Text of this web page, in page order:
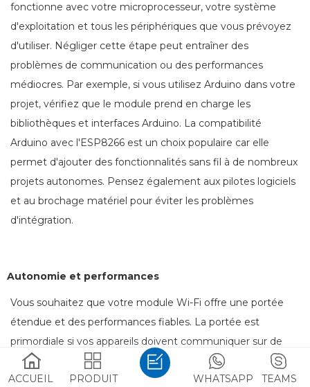
fonctionne avec votre microprocesseur, votre système
d'exploitation et tous les périphériques que vous prévoyez
d'utiliser. Négliger cette étape peut entraîner des
problèmes de communication ou des performances
médiocres. Par exemple, si vous utilisez Arduino dans votre
projet, vérifiez que le module prend en charge les
bibliothèques et interfaces Arduino. La compatibilité
Arduino avec l'ESP8266 est un choix populaire car elle
permet d'ajouter des fonctionnalités sans fil à de nombreux
projets autonomes. Pensez également aux pilotes logiciels
et au brochage matériel pour éviter les problèmes
d'intégration.
Autonomie et performances
Vous souhaitez que votre module Wi-Fi offre une portée
étendue et des performances fiables. La portée est
primordiale si vos appareils doivent communiquer sur de
longues distances ou à travers des murs. Les performances
dépendent de plusieurs paramètres de radiofréquence (RF).
ACCUEIL PRODUIT TEAMS
WHATSAPP